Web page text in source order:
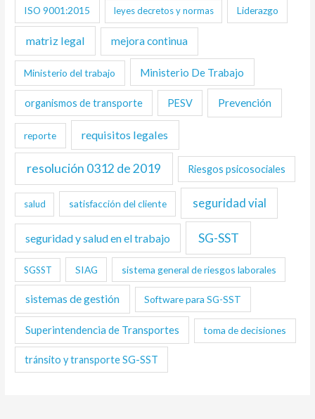
ISO 9001:2015 leyes decretos y normas Liderazgo
matriz legal mejora continua
Ministerio del trabajo Ministerio De Trabajo
organismos de transporte PESV Prevención
reporte requisitos legales
resolución 0312 de 2019 Riesgos psicosociales
salud satisfacción del cliente seguridad vial
seguridad y salud en el trabajo SG-SST
SGSST SIAG sistema general de riesgos laborales
sistemas de gestión Software para SG-SST
Superintendencia de Transportes toma de decisiones
tránsito y transporte SG-SST